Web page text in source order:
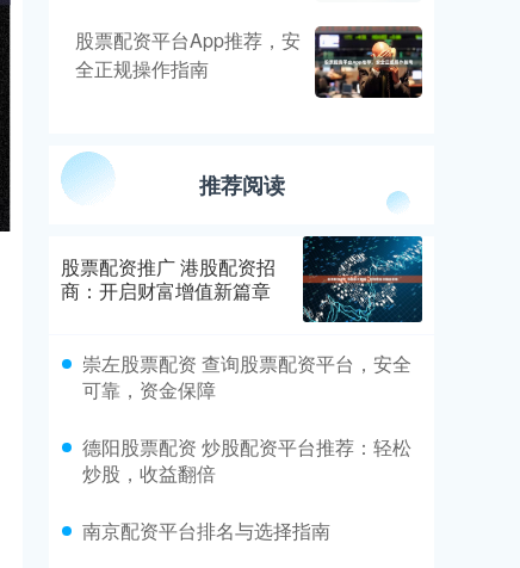
股票配资平台App推荐，安
全正规操作指南
推荐阅读
股票配资推广 港股配资招
商：开启财富增值新篇章
崇左股票配资 查询股票配资平台，安全
可靠，资金保障
德阳股票配资 炒股配资平台推荐：轻松
炒股，收益翻倍
南京配资平台排名与选择指南